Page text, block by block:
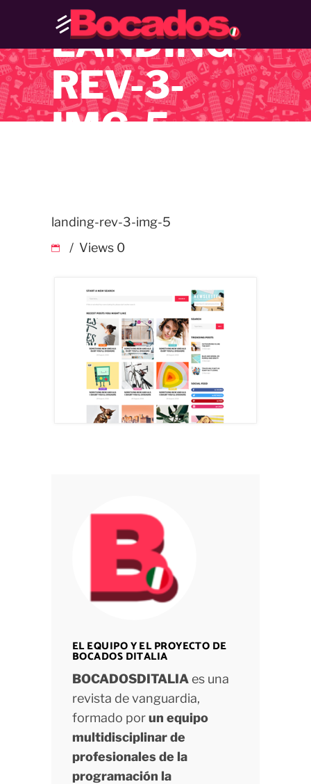
LANDING-
REV-3-
IMG-5
landing-rev-3-img-5
Views 0
EL EQUIPO Y EL PROYECTO DE
BOCADOS DITALIA
BOCADOSDITALIAes una
revista de vanguardia,
formado porun equipo
multidisciplinar de
profesionales de la
programación la